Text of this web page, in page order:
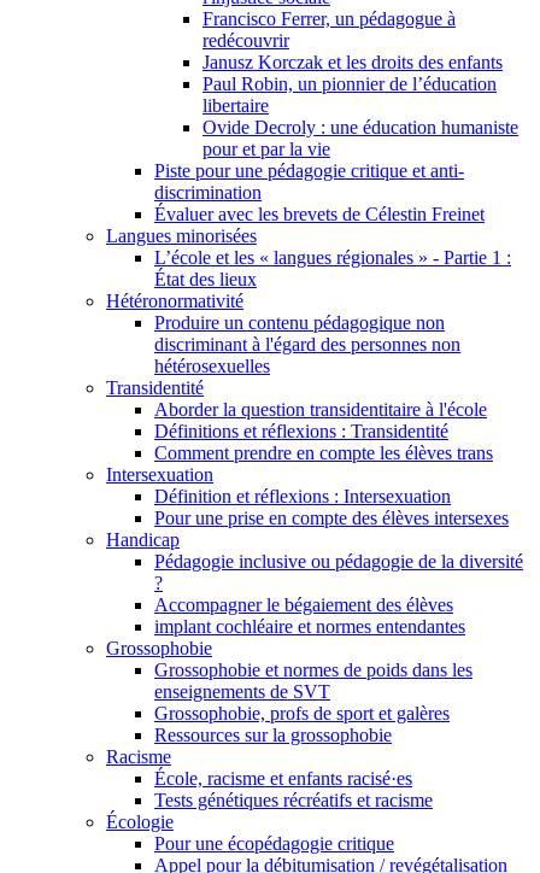
Francisco Ferrer, un pédagogue à
redécouvrir
Janusz Korczak et les droits des enfants
Paul Robin, un pionnier de l’éducation
libertaire
Ovide Decroly : une éducation humaniste
pour et par la vie
Piste pour une pédagogie critique et anti-
discrimination
Évaluer avec les brevets de Célestin Freinet
Langues minorisées
L’école et les « langues régionales » - Partie 1 :
État des lieux
Hétéronormativité
Produire un contenu pédagogique non
discriminant à l'égard des personnes non
hétérosexuelles
Transidentité
Aborder la question transidentitaire à l'école
Définitions et réflexions : Transidentité
Comment prendre en compte les élèves trans
Intersexuation
Définition et réflexions : Intersexuation
Pour une prise en compte des élèves intersexes
Handicap
Pédagogie inclusive ou pédagogie de la diversité
?
Accompagner le bégaiement des élèves
implant cochléaire et normes entendantes
Grossophobie
Grossophobie et normes de poids dans les
enseignements de SVT
Grossophobie, profs de sport et galères
Ressources sur la grossophobie
Racisme
École, racisme et enfants racisé·es
Tests génétiques récréatifs et racisme
Écologie
Pour une écopédagogie critique
Appel pour la débitumisation / revégétalisation